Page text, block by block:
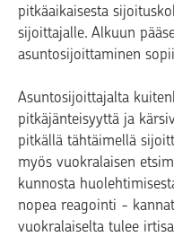
pitkäaikaisesta
sijoittajalle. Alkuun
asuntosijoittaminen sopii
Asuntosijoittajalta
pitkäjänteisyyttä ja
pitkällä tähtäimellä
myös vuokralaisen
kunnosta
nopea reagointi -
vuokralaiselta tulee